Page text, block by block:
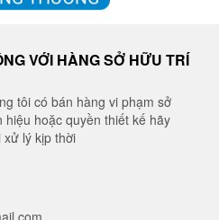
VỚI HÀNG SỞ HỮU TRÍ
tôi có bán hàng vi phạm sở
hoặc quyền thiết kế hãy
xử lý kịp thời